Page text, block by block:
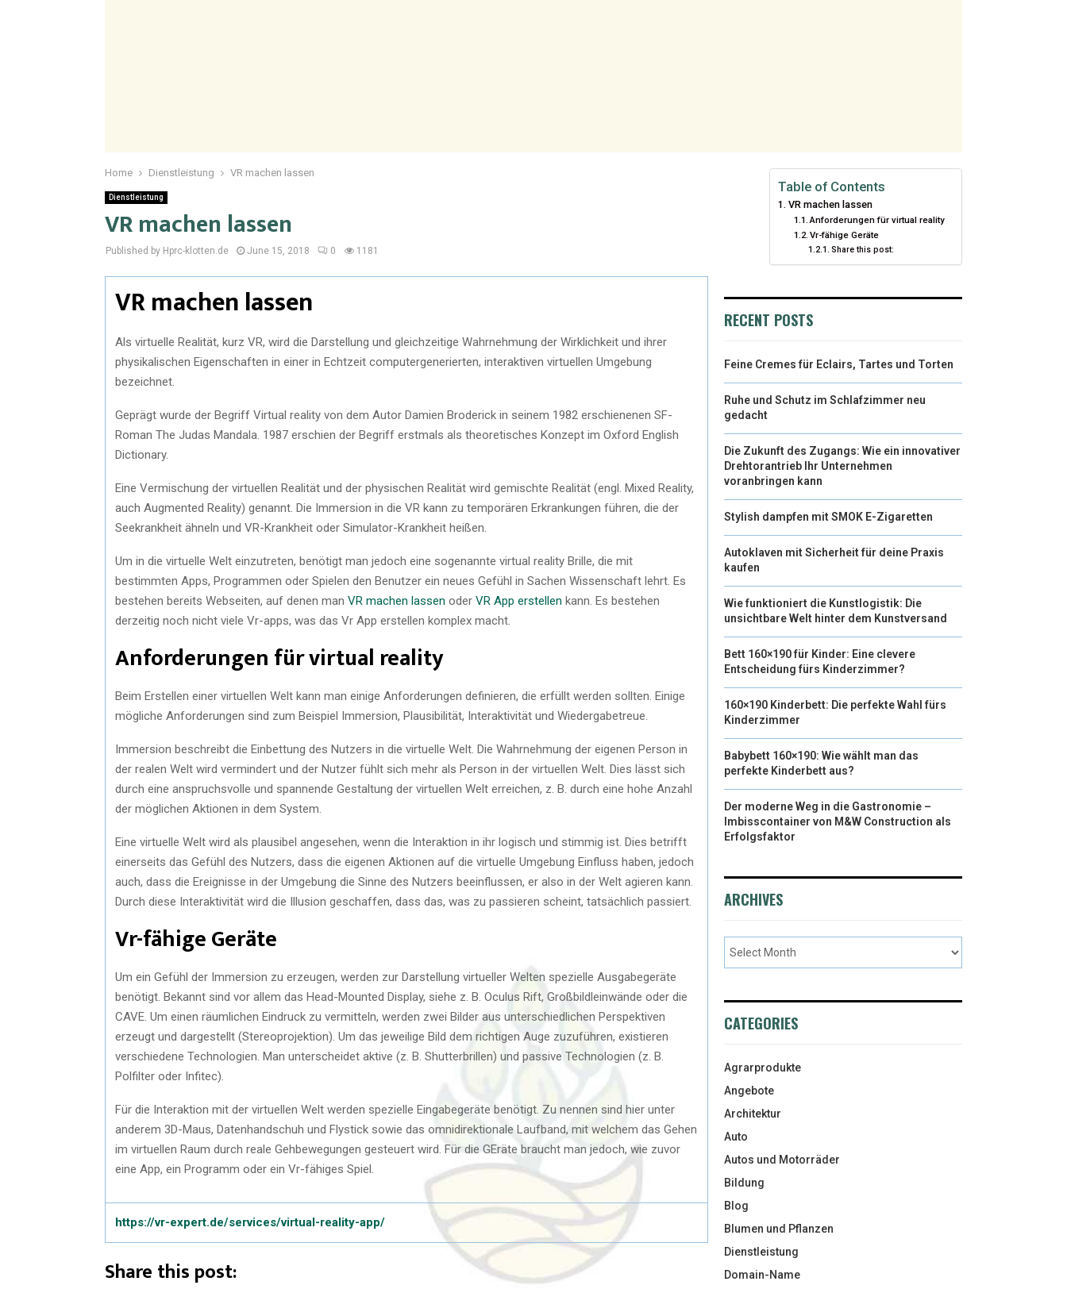
Home Dienstleistung VR machen lassen
Dienstleistung
VR machen lassen
Published by Hprc-klotten.de June 15, 2018 0 1181
VR machen lassen
Als virtuelle Realität, kurz VR, wird die Darstellung und gleichzeitige Wahrnehmung der Wirklichkeit und ihrer
physikalischen Eigenschaften in einer in Echtzeit computergenerierten, interaktiven virtuellen Umgebung
bezeichnet.
Geprägt wurde der Begriff Virtual reality von dem Autor Damien Broderick in seinem 1982 erschienenen SF-
Roman The Judas Mandala. 1987 erschien der Begriff erstmals als theoretisches Konzept im Oxford English
Dictionary.
Eine Vermischung der virtuellen Realität und der physischen Realität wird gemischte Realität (engl. Mixed Reality,
auch Augmented Reality) genannt. Die Immersion in die VR kann zu temporären Erkrankungen führen, die der
Seekrankheit ähneln und VR-Krankheit oder Simulator-Krankheit heißen.
Um in die virtuelle Welt einzutreten, benötigt man jedoch eine sogenannte virtual reality Brille, die mit
bestimmten Apps, Programmen oder Spielen den Benutzer ein neues Gefühl in Sachen Wissenschaft lehrt. Es
bestehen bereits Webseiten, auf denen man VR machen lassen oder VR App erstellen kann. Es bestehen
derzeitig noch nicht viele Vr-apps, was das Vr App erstellen komplex macht.
Anforderungen für virtual reality
Beim Erstellen einer virtuellen Welt kann man einige Anforderungen definieren, die erfüllt werden sollten. Einige
mögliche Anforderungen sind zum Beispiel Immersion, Plausibilität, Interaktivität und Wiedergabetreue.
Immersion beschreibt die Einbettung des Nutzers in die virtuelle Welt. Die Wahrnehmung der eigenen Person in
der realen Welt wird vermindert und der Nutzer fühlt sich mehr als Person in der virtuellen Welt. Dies lässt sich
durch eine anspruchsvolle und spannende Gestaltung der virtuellen Welt erreichen, z. B. durch eine hohe Anzahl
der möglichen Aktionen in dem System.
Eine virtuelle Welt wird als plausibel angesehen, wenn die Interaktion in ihr logisch und stimmig ist. Dies betrifft
einerseits das Gefühl des Nutzers, dass die eigenen Aktionen auf die virtuelle Umgebung Einfluss haben, jedoch
auch, dass die Ereignisse in der Umgebung die Sinne des Nutzers beeinflussen, er also in der Welt agieren kann.
Durch diese Interaktivität wird die Illusion geschaffen, dass das, was zu passieren scheint, tatsächlich passiert.
Vr-fähige Geräte
Um ein Gefühl der Immersion zu erzeugen, werden zur Darstellung virtueller Welten spezielle Ausgabegeräte
benötigt. Bekannt sind vor allem das Head-Mounted Display, siehe z. B. Oculus Rift, Großbildleinwände oder die
CAVE. Um einen räumlichen Eindruck zu vermitteln, werden zwei Bilder aus unterschiedlichen Perspektiven
erzeugt und dargestellt (Stereoprojektion). Um das jeweilige Bild dem richtigen Auge zuzuführen, existieren
verschiedene Technologien. Man unterscheidet aktive (z. B. Shutterbrillen) und passive Technologien (z. B.
Polfilter oder Infitec).
Für die Interaktion mit der virtuellen Welt werden spezielle Eingabegeräte benötigt. Zu nennen sind hier unter
anderem 3D-Maus, Datenhandschuh und Flystick sowie das omnidirektionale Laufband, mit welchem das Gehen
im virtuellen Raum durch reale Gehbewegungen gesteuert wird. Für die GEräte braucht man jedoch, wie zuvor
eine App, ein Programm oder ein Vr-fähiges Spiel.
https://vr-expert.de/services/virtual-reality-app/
Share this post:
Table of Contents
VR machen lassen
Anforderungen für virtual reality
Vr-fähige Geräte
Share this post:
RECENT POSTS
Feine Cremes für Eclairs, Tartes und Torten
Ruhe und Schutz im Schlafzimmer neu
gedacht
Die Zukunft des Zugangs: Wie ein innovativer
Drehtorantrieb Ihr Unternehmen
voranbringen kann
Stylish dampfen mit SMOK E-Zigaretten
Autoklaven mit Sicherheit für deine Praxis
kaufen
Wie funktioniert die Kunstlogistik: Die
unsichtbare Welt hinter dem Kunstversand
Bett 160×190 für Kinder: Eine clevere
Entscheidung fürs Kinderzimmer?
160×190 Kinderbett: Die perfekte Wahl fürs
Kinderzimmer
Babybett 160×190: Wie wählt man das
perfekte Kinderbett aus?
Der moderne Weg in die Gastronomie –
Imbisscontainer von M&W Construction als
Erfolgsfaktor
ARCHIVES
CATEGORIES
Agrarprodukte
Angebote
Architektur
Auto
Autos und Motorräder
Bildung
Blog
Blumen und Pflanzen
Dienstleistung
Domain-Name